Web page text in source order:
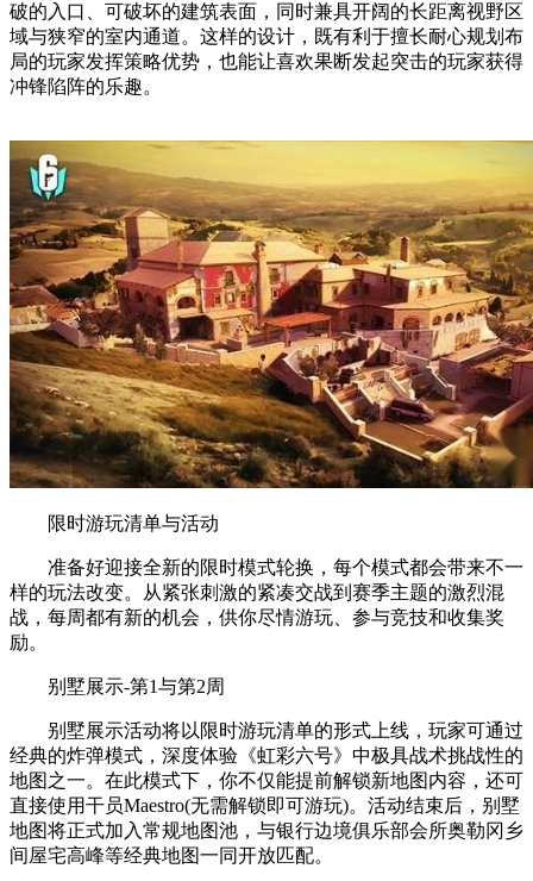
破的入口、可破坏的建筑表面，同时兼具开阔的长距离视野区
域与狭窄的室内通道。这样的设计，既有利于擅长耐心规划布
局的玩家发挥策略优势，也能让喜欢果断发起突击的玩家获得
冲锋陷阵的乐趣。
限时游玩清单与活动
准备好迎接全新的限时模式轮换，每个模式都会带来不一
样的玩法改变。从紧张刺激的紧凑交战到赛季主题的激烈混
战，每周都有新的机会，供你尽情游玩、参与竞技和收集奖
励。
别墅展示-第1与第2周
别墅展示活动将以限时游玩清单的形式上线，玩家可通过
经典的炸弹模式，深度体验《虹彩六号》中极具战术挑战性的
地图之一。在此模式下，你不仅能提前解锁新地图内容，还可
直接使用干员Maestro(无需解锁即可游玩)。活动结束后，别墅
地图将正式加入常规地图池，与银行边境俱乐部会所奥勒冈乡
间屋宅高峰等经典地图一同开放匹配。